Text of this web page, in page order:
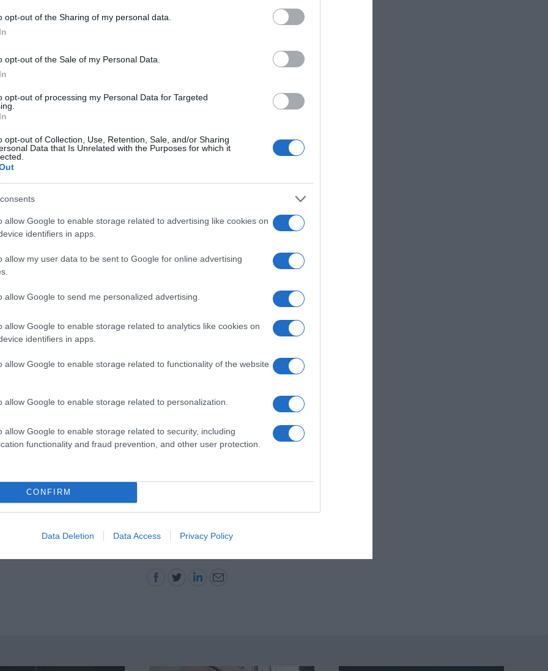
opt-out of the Sharing of my personal data.
opt-out of the Sale of my Personal Data.
opt-out of processing my Personal Data for Targeted
opt-out of Collection, Use, Retention, Sale, and/or Sharing
Data that Is Unrelated with the Purposes for which it
allow Google to enable storage related to advertising like cookies on
identifiers in apps.
allow my user data to be sent to Google for online advertising
allow Google to send me personalized advertising.
allow Google to enable storage related to analytics like cookies on
identifiers in apps.
allow Google to enable storage related to functionality of the website
allow Google to enable storage related to personalization.
allow Google to enable storage related to security, including
functionality and fraud prevention, and other user protection.
CONFIRM
Data Deletion Data Access Privacy Policy
publicação no Instagram
e história, que se estende desde a
montanhas", podemos ler na
900.039 gostos.
Ronaldo pergunta: "Você consegue se
esta?".